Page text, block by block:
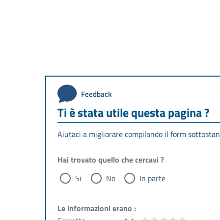
Feedback
Ti è stata utile questa pagina ?
Aiutaci a migliorare compilando il form
Hai trovato quello che cercavi ?
Si
No In parte
Le informazioni erano :